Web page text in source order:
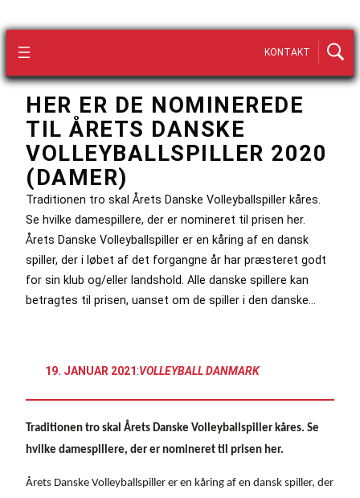
KONTAKT
HER ER DE NOMINEREDE
TIL ÅRETS DANSKE
VOLLEYBALLSPILLER 2020
(DAMER)
Traditionen tro skal Årets Danske Volleyballspiller kåres.
Se hvilke damespillere, der er nomineret til prisen her.
Årets Danske Volleyballspiller er en kåring af en dansk
spiller, der i løbet af det forgangne år har præsteret godt
for sin klub og/eller landshold. Alle danske spillere kan
betragtes til prisen, uanset om de spiller i den danske…
19. JANUAR 2021:VOLLEYBALL DANMARK
Traditionen tro skal Årets Danske Volleyballspiller kåres. Se
hvilke damespillere, der er nomineret til prisen her.
Årets Danske Volleyballspiller er en kåring af en dansk spiller, der